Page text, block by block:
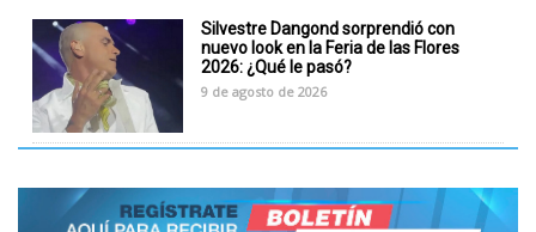
Silvestre Dangond sorprendió con
nuevo look en la Feria de las Flores
2026: ¿Qué le pasó?
9 de agosto de 2026